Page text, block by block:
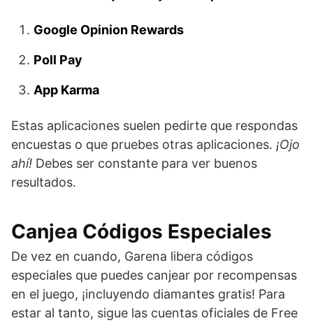
Google Opinion Rewards
Poll Pay
App Karma
Estas aplicaciones suelen pedirte que respondas
encuestas o que pruebes otras aplicaciones. ¡Ojo
ahí! Debes ser constante para ver buenos
resultados.
Canjea Códigos Especiales
De vez en cuando, Garena libera códigos
especiales que puedes canjear por recompensas
en el juego, ¡incluyendo diamantes gratis! Para
estar al tanto, sigue las cuentas oficiales de Free